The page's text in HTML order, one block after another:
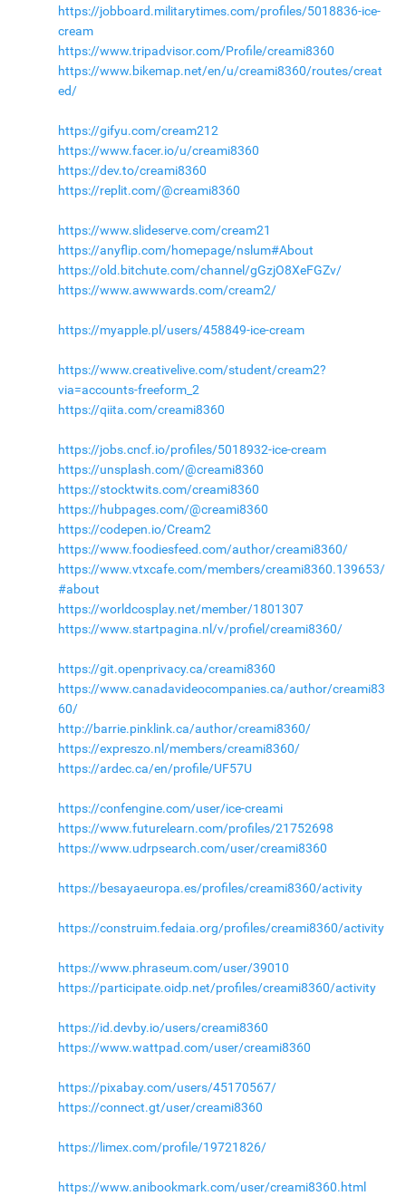
https://jobboard.militarytimes.com/profiles/5018836-ice-
cream
https://www.tripadvisor.com/Profile/creami8360
https://www.bikemap.net/en/u/creami8360/routes/creat
ed/
https://gifyu.com/cream212
https://www.facer.io/u/creami8360
https://dev.to/creami8360
https://replit.com/@creami8360
https://www.slideserve.com/cream21
https://anyflip.com/homepage/nslum#About
https://old.bitchute.com/channel/gGzjO8XeFGZv/
https://www.awwwards.com/cream2/
https://myapple.pl/users/458849-ice-cream
https://www.creativelive.com/student/cream2?
via=accounts-freeform_2
https://qiita.com/creami8360
https://jobs.cncf.io/profiles/5018932-ice-cream
https://unsplash.com/@creami8360
https://stocktwits.com/creami8360
https://hubpages.com/@creami8360
https://codepen.io/Cream2
https://www.foodiesfeed.com/author/creami8360/
https://www.vtxcafe.com/members/creami8360.139653/
#about
https://worldcosplay.net/member/1801307
https://www.startpagina.nl/v/profiel/creami8360/
https://git.openprivacy.ca/creami8360
https://www.canadavideocompanies.ca/author/creami83
60/
http://barrie.pinklink.ca/author/creami8360/
https://expreszo.nl/members/creami8360/
https://ardec.ca/en/profile/UF57U
https://confengine.com/user/ice-creami
https://www.futurelearn.com/profiles/21752698
https://www.udrpsearch.com/user/creami8360
https://besayaeuropa.es/profiles/creami8360/activity
https://construim.fedaia.org/profiles/creami8360/activity
https://www.phraseum.com/user/39010
https://participate.oidp.net/profiles/creami8360/activity
https://id.devby.io/users/creami8360
https://www.wattpad.com/user/creami8360
https://pixabay.com/users/45170567/
https://connect.gt/user/creami8360
https://limex.com/profile/19721826/
https://www.anibookmark.com/user/creami8360.html